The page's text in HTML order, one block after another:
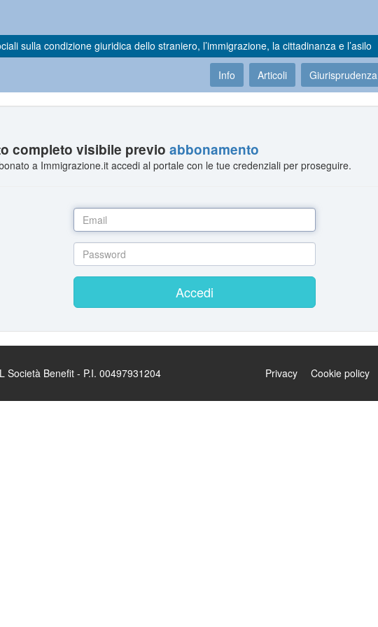
sulla condizione giuridica dello straniero, l’immigrazione, la cittadinanza e l’asilo
Info Articoli Giurisprudenza
completo visibile previoabbonamento
a Immigrazione.it accedi al portale con le tue credenziali per proseguire.
Accedi
Benefit - P.I. 00497931204 Privacy Cookie policy